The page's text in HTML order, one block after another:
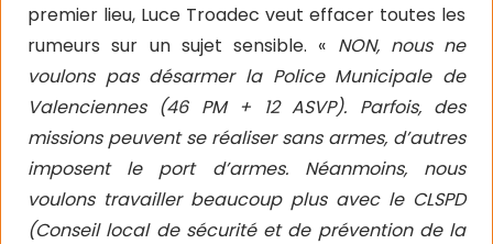
premier lieu, Luce Troadec veut effacer toutes les
rumeurs sur un sujet sensible. « NON, nous ne
voulons pas désarmer la Police Municipale de
Valenciennes (46 PM + 12 ASVP). Parfois, des
missions peuvent se réaliser sans armes, d’autres
imposent le port d’armes. Néanmoins, nous
voulons travailler beaucoup plus avec le CLSPD
(Conseil local de sécurité et de prévention de la